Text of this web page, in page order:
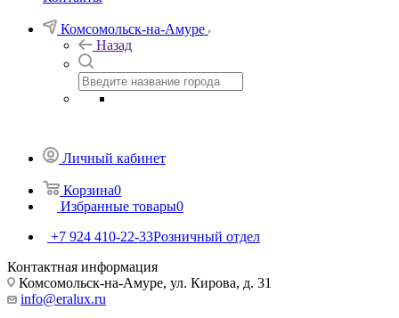
Комсомольск-на-Амуре
Назад
Личный кабинет
Корзина0
Избранные товары0
+7 924 410-22-33Розничный отдел
Контактная информация
Комсомольск-на-Амуре, ул. Кирова, д. 31
info@eralux.ru